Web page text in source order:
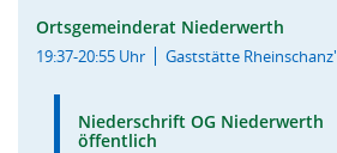
Ortsgemeinderat Niederwerth
19:37-20:55 Uhr Gaststätte Rheinschanz'
Niederschrift OG Niederwerth
öffentlich